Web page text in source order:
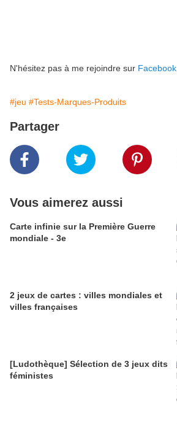
N'hésitez pas à me rejoindre sur Facebook
#jeu #Tests-Marques-Produits
Partager
Vous aimerez aussi
Carte infinie sur la Première Guerre
mondiale - 3e
2 jeux de cartes : villes mondiales et
villes françaises
[Ludothèque] Sélection de 3 jeux dits
féministes